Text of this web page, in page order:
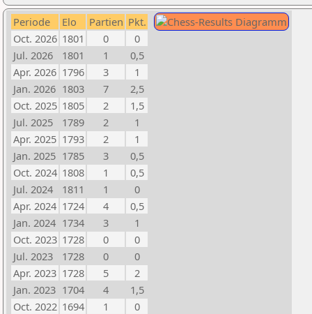
Periode Elo Partien Pkt.
Oct. 2026 1801 0
0
Jul. 2026
1801 1
0,5
Apr. 2026 1796 3
1
Jan. 2026 1803 7
2,5
Oct. 2025 1805 2
1,5
Jul. 2025
1789 2
1
Apr. 2025 1793 2
1
Jan. 2025 1785 3
0,5
Oct. 2024 1808 1
0,5
Jul. 2024
1811 1
0
Apr. 2024 1724 4
0,5
Jan. 2024 1734 3
1
Oct. 2023 1728 0
0
Jul. 2023
1728 0
0
Apr. 2023 1728 5
2
Jan. 2023 1704 4
1,5
Oct. 2022 1694 1
0